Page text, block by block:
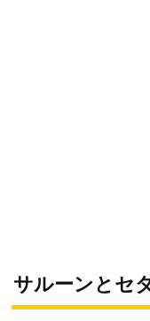
サルーンとセ